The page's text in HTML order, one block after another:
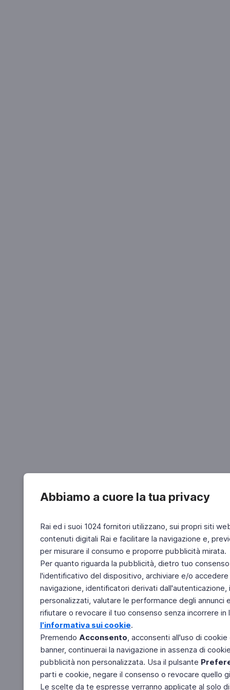
Abbiamo a cuore la tua privacy
Rai ed i suoi 1024 fornitori utilizzano, sui propri siti
contenuti digitali Rai e facilitare la navigazione e,
per misurare il consumo e proporre pubblicità mirata.
Per quanto riguarda la pubblicità, dietro tuo
l'identificativo del dispositivo, archiviare e/o
navigazione, identificatori derivati
personalizzati, valutare le performance degli
rifiutare o revocare il tuo consenso senza incorrere
l'informativa sui cookie.
Premendo Acconsento, acconsenti all'uso di
banner, continuerai la navigazione in assenza di
pubblicità non personalizzata. Usa il pulsante
parti e cookie, negare il consenso o revocare quello
Le scelte da te espresse verranno applicate al solo